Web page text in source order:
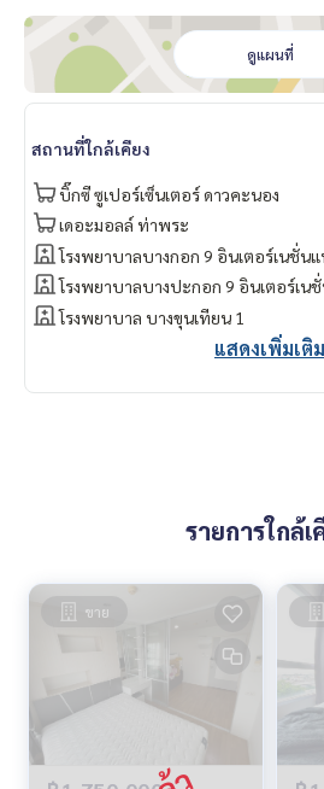
ดูแผนที่
สถานที่ใกล้เคียง
บิ๊กซี ซูเปอร์เซ็นเตอร์ ดาวคะนอง
เดอะมอลล์ ท่าพระ
โรงพยาบาลบางกอก 9 อินเตอร์เนชั่น
โรงพยาบาลบางปะกอก 9 อินเตอร์เน
โรงพยาบาล บางขุนเทียน 1
แสดงเพิ่มเติม
รายการใกล้เ
ขาย